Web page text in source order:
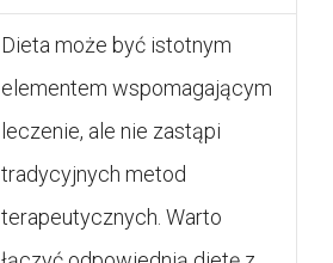
Dieta może być istotnym
elementem wspomagającym
leczenie, ale nie zastąpi
tradycyjnych metod
terapeutycznych. Warto